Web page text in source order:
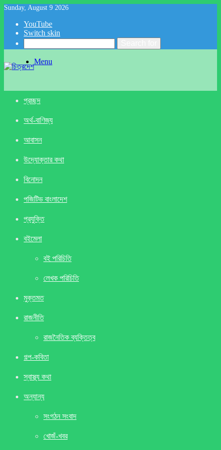
Sunday, August 9 2026
YouTube
Switch skin
Menu
প্রচ্ছদ
অর্থ-বাণিজ্য
আবাসন
উদ্যোক্তার কথা
বিনোদন
পজিটিভ বাংলাদেশ
প্রযুক্তি
বইমেলা
বই পরিচিতি
লেখক পরিচিতি
মুক্তমত
রাজনীতি
রাজনৈতিক ব্যক্তিত্ব
গল্প-কবিতা
স্বাস্থ্য কথা
অন্যান্য
সংগঠন সংবাদ
খােজঁ-খবর